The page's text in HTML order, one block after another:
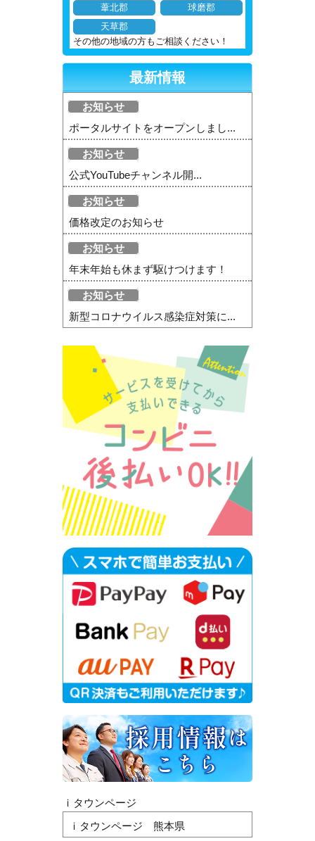
葦北郡
球磨郡
天草郡
その他の地域の方もご相談ください！
最新情報
お知らせ
ポータルサイトをオープンしまし...
お知らせ
公式YouTubeチャンネル開...
お知らせ
価格改定のお知らせ
お知らせ
年末年始も休まず駆けつけます！
お知らせ
新型コロナウイルス感染症対策に...
ｉタウンページ
ｉタウンページ 熊本県